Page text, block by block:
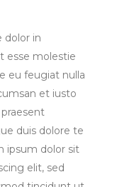
dolor in
esse molestie
eu feugiat nulla
et iusto
duis dolore te
ipsum dolor sit
elit, sed